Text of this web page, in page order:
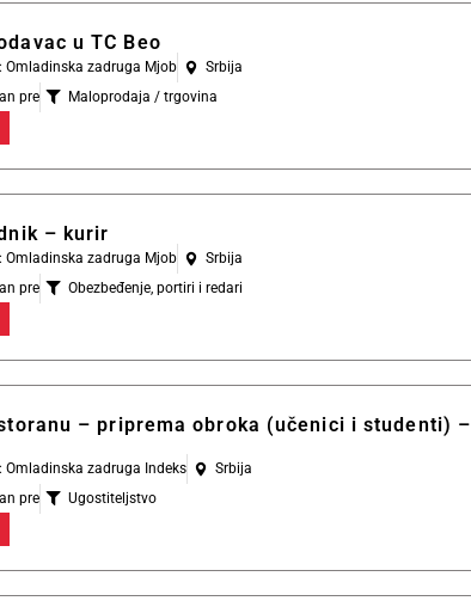
u TC Beo
Omladinska zadruga Mjob
Srbija
pre
Maloprodaja / trgovina
– kurir
Omladinska zadruga Mjob
Srbija
pre
Obezbeđenje, portiri i redari
– priprema obroka (učenici i studenti) –
Omladinska zadruga Indeks
Srbija
pre
Ugostiteljstvo